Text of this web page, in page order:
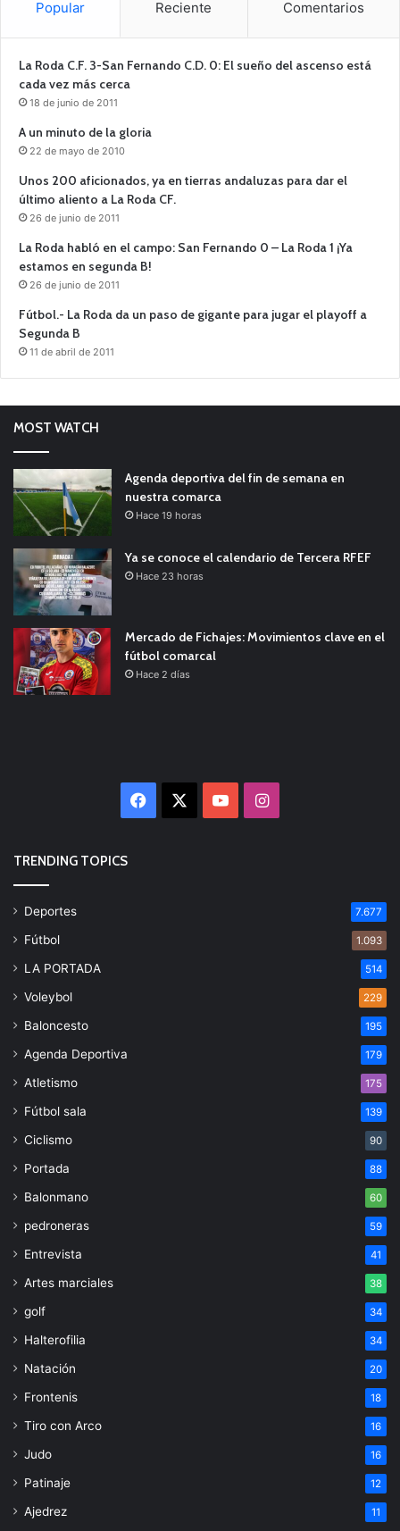
Popular Reciente Comentarios
La Roda C.F. 3-San Fernando C.D. 0: El sueño del ascenso está
cada vez más cerca
18 de junio de 2011
A un minuto de la gloria
22 de mayo de 2010
Unos 200 aficionados, ya en tierras andaluzas para dar el
último aliento a La Roda CF.
26 de junio de 2011
La Roda habló en el campo: San Fernando 0 – La Roda 1 ¡Ya
estamos en segunda B!
26 de junio de 2011
Fútbol.- La Roda da un paso de gigante para jugar el playoff a
Segunda B
11 de abril de 2011
MOST WATCH
Agenda deportiva del fin de semana en
nuestra comarca
Hace 19 horas
Ya se conoce el calendario de Tercera RFEF
Hace 23 horas
Mercado de Fichajes: Movimientos clave en el
fútbol comarcal
Hace 2 días
Facebook YouTubeInstagram
TRENDING TOPICS
Deportes 7.677
Fútbol 1.093
LA PORTADA 514
Voleybol 229
Baloncesto 195
Agenda Deportiva 179
Atletismo 175
Fútbol sala 139
Ciclismo 90
Portada 88
Balonmano 60
pedroneras 59
Entrevista 41
Artes marciales 38
golf 34
Halterofilia 34
Natación 20
Frontenis 18
Tiro con Arco 16
Judo 16
Patinaje 12
Ajedrez 11